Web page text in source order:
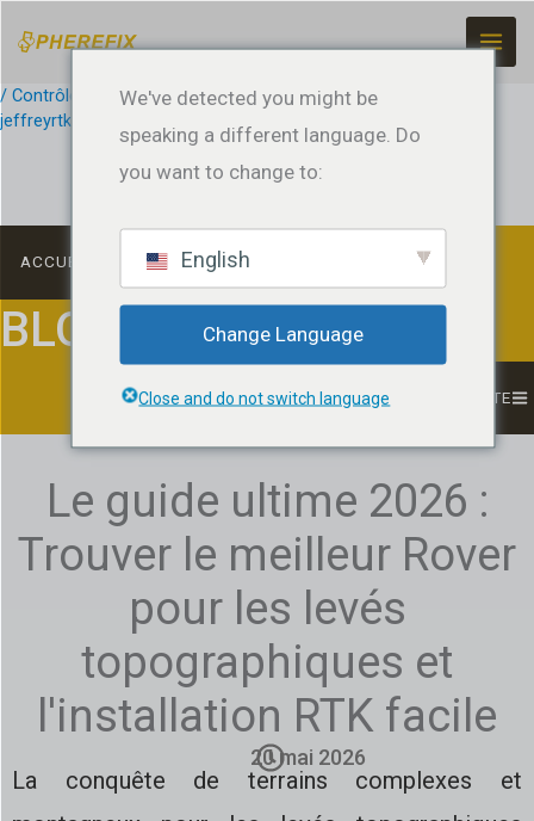
/ Contrôle des machines,Surveying Applications
jeffreyrtk@gmail.com
ACCUEIL
BLOG
LISTE
Le guide ultime 2026 :
Trouver le meilleur Rover
pour les levés
topographiques et
l'installation RTK facile
20 mai 2026
La conquête de terrains complexes et
We've detected you might be
speaking a different language. Do
you want to change to:
English
Change Language
Close and do not switch language